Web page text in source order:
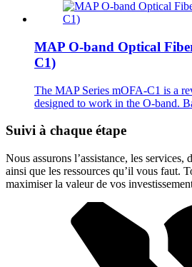
MAP O-band Optical
C1)
The MAP Series mOFA-C1 is a
designed to work in the O-band.
Suivi à chaque étape
Nous assurons l’assistance, les services,
ainsi que les ressources qu’il vous faut.
maximiser la valeur de vos